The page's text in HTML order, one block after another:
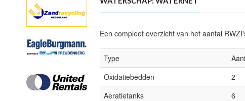
Een compleet overzicht van het aantal
Type
Oxidatiebedden
2
Aeratietanks
6